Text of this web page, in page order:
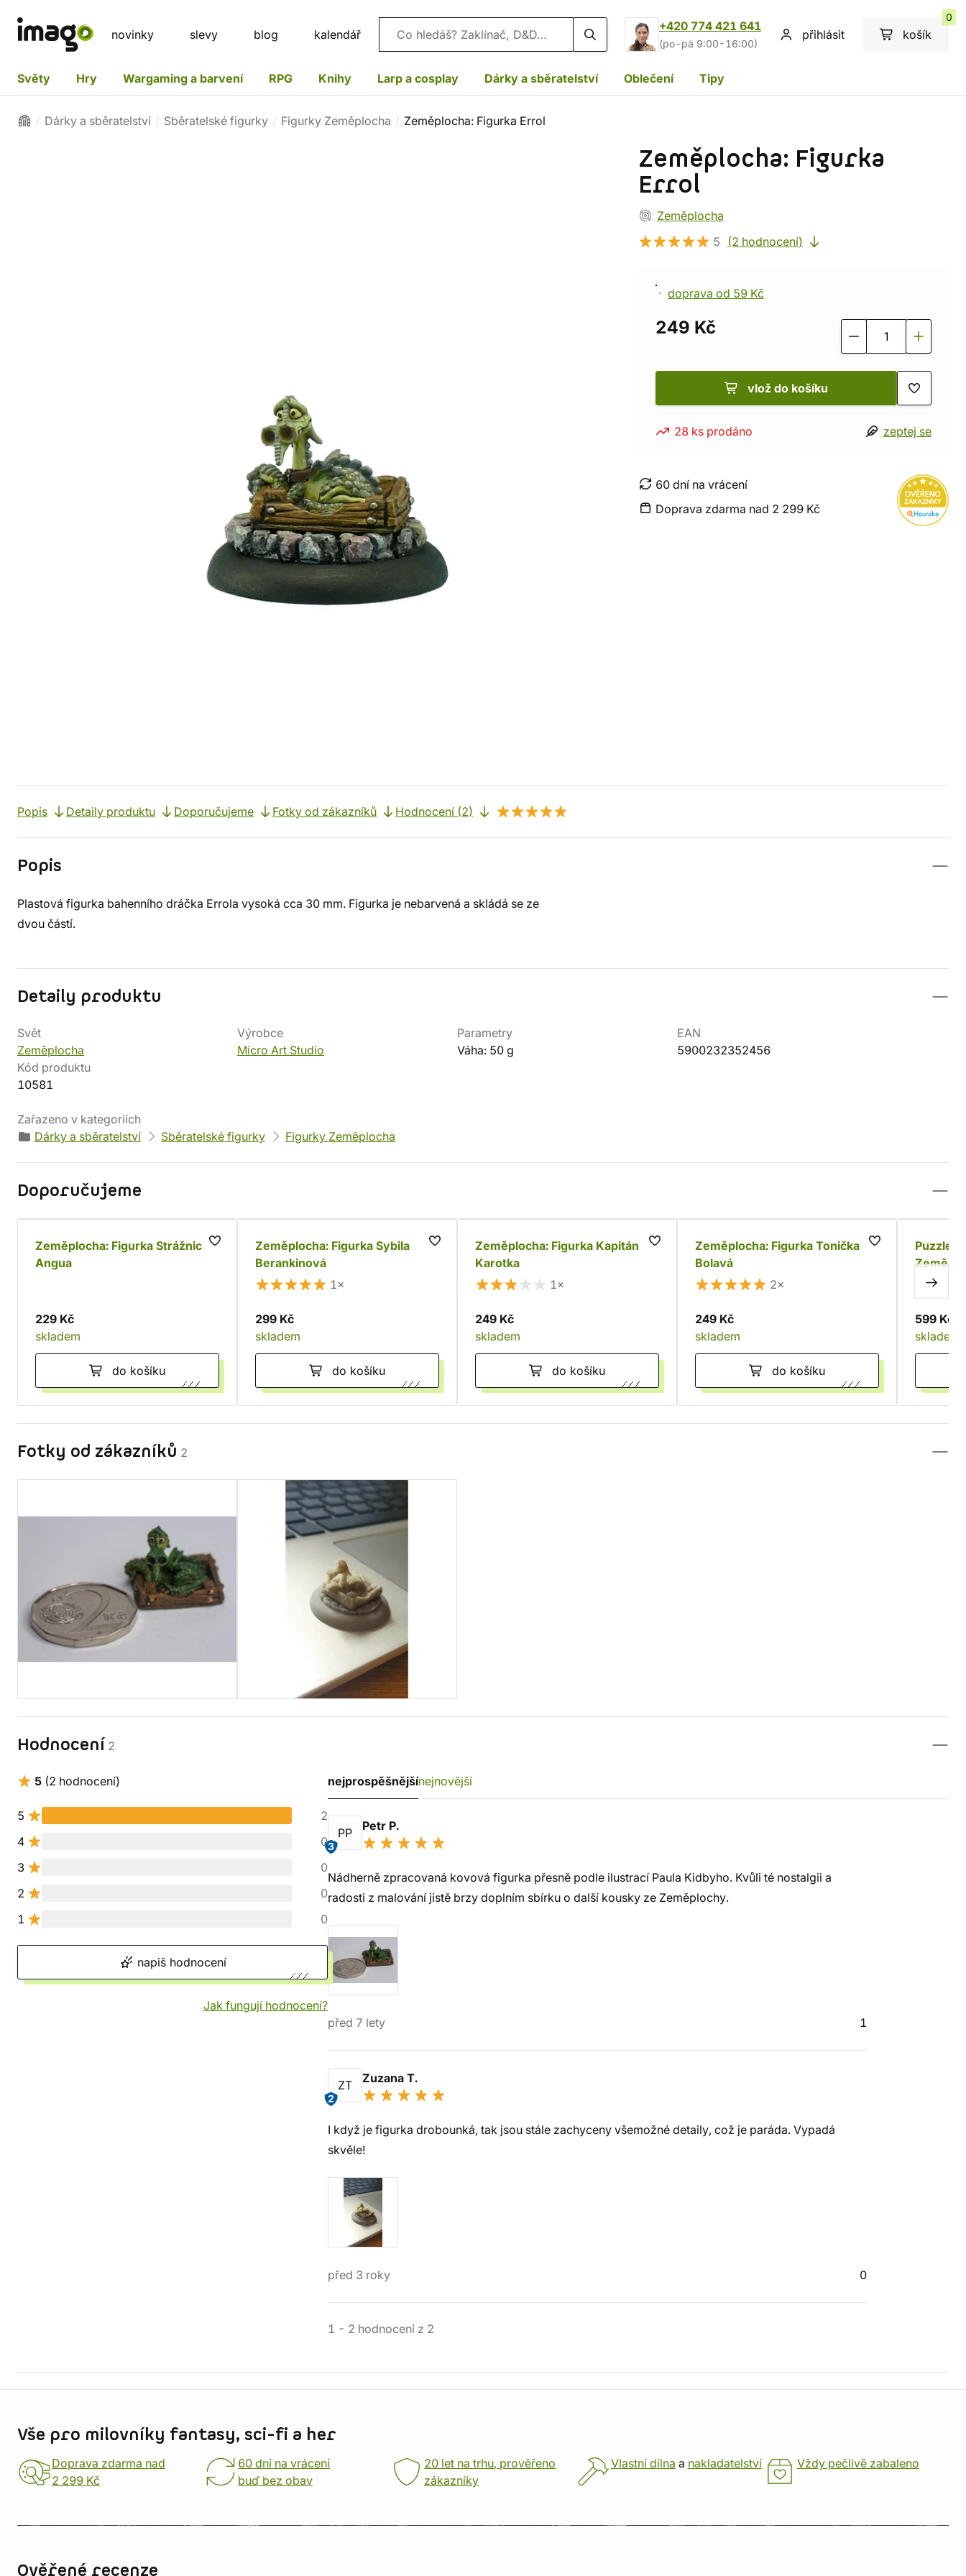
novinky slevy blog kalendář Vyhledávání
+420 774 421 641
(po-pá 9:00-16:00)
přihlásit košík
0
Světy Hry Wargaming a barvení RPG Knihy Larp a cosplay Dárky a sběratelství Oblečení Tipy
Dárky a sběratelství Sběratelské figurky Figurky Zeměplocha Zeměplocha: Figurka Errol
Zeměplocha: Figurka
Errol
Zeměplocha
5
(2 hodnocení)
doprava od 59 Kč
249 Kč
vlož do košíku
28 ks prodáno zeptej se
60 dní na vrácení
Doprava zdarma nad 2 299 Kč
Popis Detaily produktu Doporučujeme Fotky od zákazníků Hodnocení (2)
Popis
Plastová figurka bahenního dráčka Errola vysoká cca 30 mm. Figurka je nebarvená a skládá se ze
dvou částí.
Detaily produktu
Svět
Zeměplocha
Výrobce
Micro Art Studio
Parametry
Váha: 50 g
EAN
5900232352456
Kód produktu
10581
Zařazeno v kategoriích
Dárky a sběratelství
Sběratelské figurky Figurky Zeměplocha
Doporučujeme
Zeměplocha: Figurka Strážnice
Angua
229 Kč
skladem
do košíku
Zeměplocha: Figurka Sybila
Berankinová
1×
299 Kč
skladem
do košíku
Zeměplocha: Figurka Kapitán
Karotka
1×
249 Kč
skladem
do košíku
Zeměplocha: Figurka Tonička
Bolavá
2×
249 Kč
skladem
do košíku
Puzzle
599 Kč
skladem
Fotky od zákazníků 2
Hodnocení 2
5 (2 hodnocení)
5
2
4
0
3
0
2
0
1
0
napiš hodnocení
Jak fungují hodnocení?
nejprospěšnějšínejnovější
PP
3
Petr P.
Nádherně zpracovaná kovová figurka přesně podle ilustrací Paula Kidbyho. Kvůli té nostalgii a
radosti z malování jistě brzy doplním sbírku o další kousky ze Zeměplochy.
před 7 lety 1
ZT
2
Zuzana T.
I když je figurka drobounká, tak jsou stále zachyceny všemožné detaily, což je paráda. Vypadá
skvěle!
před 3 roky 0
1 - 2 hodnocení z 2
Vše pro milovníky fantasy, sci-fi a her
Doprava zdarma nad
2 299 Kč
60 dní na vrácení
buď bez obav
20 let na trhu, prověřeno
zákazníky
Vlastní dílna a nakladatelství Vždy pečlivě zabaleno
Ověřené recenze